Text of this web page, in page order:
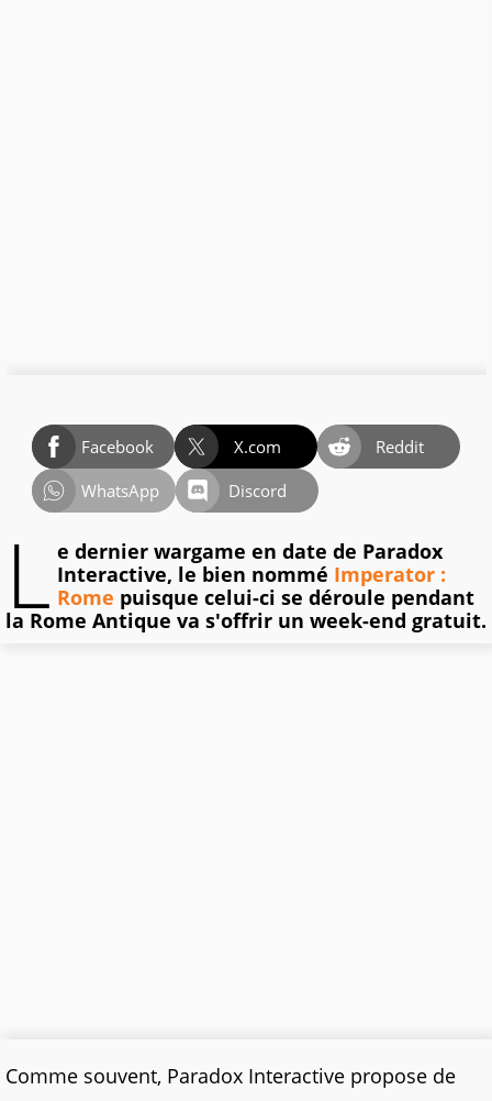
Facebook X.com
Reddit
WhatsApp
Discord
L e dernier wargame en date de Paradox
Interactive, le bien nommé Imperator :
Rome puisque celui-ci se déroule pendant
la Rome Antique va s'offrir un week-end gratuit.
Comme souvent, Paradox Interactive propose de